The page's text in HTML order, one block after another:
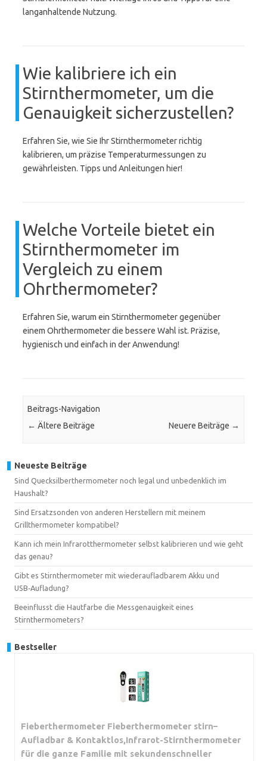
langanhaltende Nutzung.
Wie kalibriere ich ein
Stirnthermometer, um die
Genauigkeit sicherzustellen?
Erfahren Sie, wie Sie Ihr Stirnthermometer richtig
kalibrieren, um präzise Temperaturmessungen zu
gewährleisten. Tipps und Anleitungen hier!
Welche Vorteile bietet ein
Stirnthermometer im
Vergleich zu einem
Ohrthermometer?
Erfahren Sie, warum ein Stirnthermometer gegenüber
einem Ohrthermometer die bessere Wahl ist. Präzise,
hygienisch und einfach in der Anwendung!
Beitrags-Navigation
← Ältere Beiträge Neuere Beiträge →
Neueste Beiträge
Sind Quecksilberthermometer noch legal und unbedenklich im
Haushalt?
Sind Ersatzsonden von anderen Herstellern mit meinem
Grillthermometer kompatibel?
Kann ich mein Infrarotthermometer selbst kalibrieren und wie geht
das genau?
Gibt es Stirnthermometer mit wiederaufladbarem Akku und
USB‑Aufladung?
Beeinflusst die Hautfarbe die Messgenauigkeit eines
Stirnthermometers?
Bestseller
Fieberthermometer Fieberthermometer stirn–
Aufladbar & Kontaktlos,Infrarot-Stirnthermometer
für die ganze Familie mit sekundenschneller